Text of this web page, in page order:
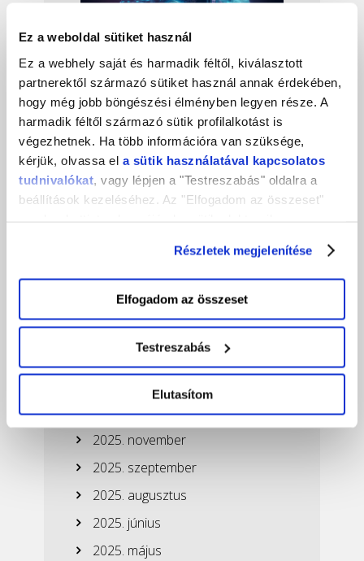
Ez a weboldal sütiket használ
Ez a webhely saját és harmadik féltől, kiválasztott
partnerektől származó sütiket használ annak érdekében,
hogy még jobb böngészési élményben legyen része. A
harmadik féltől származó sütik profilalkotást is
végezhetnek. Ha több információra van szüksége,
kérjük, olvassa el a sütik használatával kapcsolatos
tudnivalókat , vagy lépjen a "Testreszabás" oldalra a
beállítások kezeléséhez. Az "Elfogadom az összeset"
nyomva csak a szükséges sütik tárolását fogadja el.
Részletek megjelenítése
Elfogadom az összeset
Testreszabás
Elutasítom
Ez is érdekelhet!
2026. június
2026. május
2026. április
2026. március
2026. január
2025. november
2025. szeptember
2025. augusztus
2025. június
2025. május